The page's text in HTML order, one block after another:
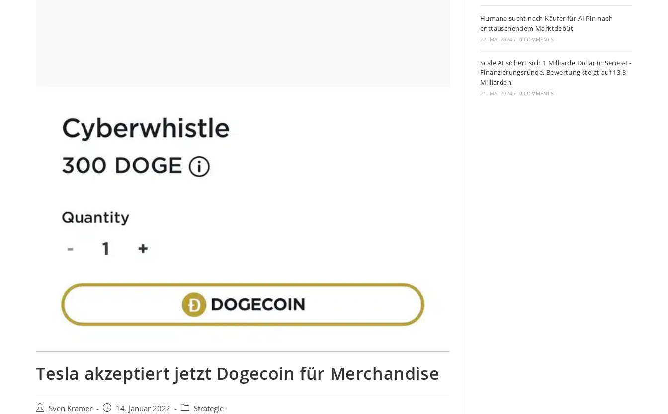
Tesla akzeptiert jetzt Dogecoin für Merchandise
Sven Kramer 14. Januar 2022 Strategie
Humane sucht nach Käufer für AI Pin nach
enttäuschendem Marktdebüt
22. MAI 2024 / 0 COMMENTS
Scale AI sichert sich 1 Milliarde Dollar in Series-F-
Finanzierungsrunde, Bewertung steigt auf 13,8
Milliarden
21. MAI 2024 / 0 COMMENTS